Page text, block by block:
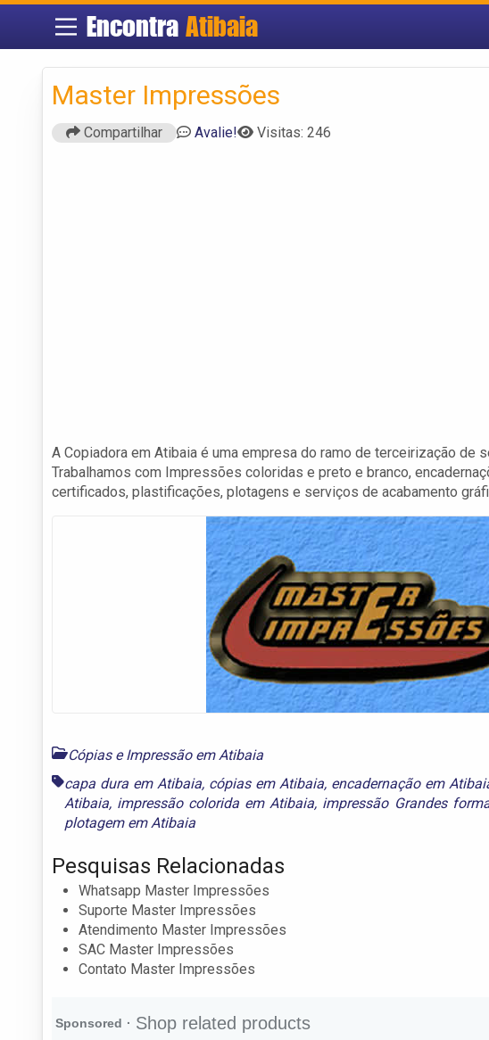
EncontraAtibaia
Master Impressões
Compartilhar Avalie! Visitas: 246
A Copiadora em Atibaia é uma empresa do ramo de terceirização
Trabalhamos com Impressões coloridas e preto e branco,
certificados, plastificações, plotagens e serviços de acabamento
Cópias e Impressão em Atibaia
capa dura em Atibaia, cópias em Atibaia, encadernação em
Atibaia, impressão colorida em Atibaia, impressão Grandes
plotagem em Atibaia
Pesquisas Relacionadas
Whatsapp Master Impressões
Suporte Master Impressões
Atendimento Master Impressões
SAC Master Impressões
Contato Master Impressões